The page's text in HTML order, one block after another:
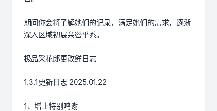
期间你会将了解她们的记录，满足她们的需求，逐渐
深入区域初展亲密乎系。
极品采花郎更改鲜日志
1.3.1更新日志 2025.01.22
1、增上特别鸣谢